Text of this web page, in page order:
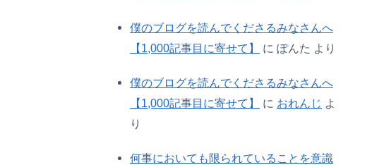
僕のブログを読んでくださるみなさんへ
【1,000記事目に寄せて】
に ぽんた より
僕のブログを読んでくださるみなさんへ
【1,000記事目に寄せて】
に おれんじ よ
り
何事においても限られていることを意識